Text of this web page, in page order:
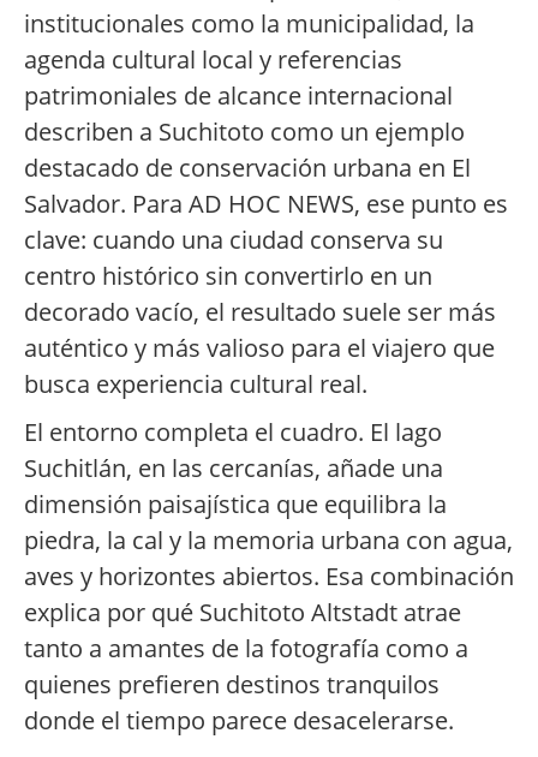
institucionales como la municipalidad, la
agenda cultural local y referencias
patrimoniales de alcance internacional
describen a Suchitoto como un ejemplo
destacado de conservación urbana en El
Salvador. Para AD HOC NEWS, ese punto es
clave: cuando una ciudad conserva su
centro histórico sin convertirlo en un
decorado vacío, el resultado suele ser más
auténtico y más valioso para el viajero que
busca experiencia cultural real.
El entorno completa el cuadro. El lago
Suchitlán, en las cercanías, añade una
dimensión paisajística que equilibra la
piedra, la cal y la memoria urbana con agua,
aves y horizontes abiertos. Esa combinación
explica por qué Suchitoto Altstadt atrae
tanto a amantes de la fotografía como a
quienes prefieren destinos tranquilos
donde el tiempo parece desacelerarse.